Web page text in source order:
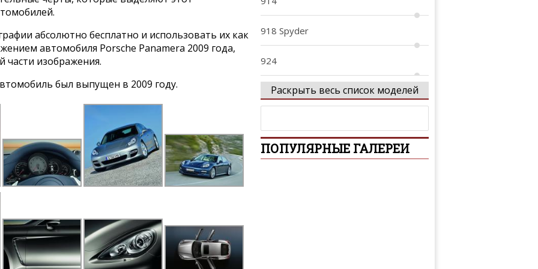
абсолютно бесплатно и использовать их как
автомобиля Porsche Panamera 2009 года,
части изображения.
был выпущен в 2009 году.
918 Spyder
924
928
959
Раскрыть весь список моделей
ПОПУЛЯРНЫЕ ГАЛЕРЕИ